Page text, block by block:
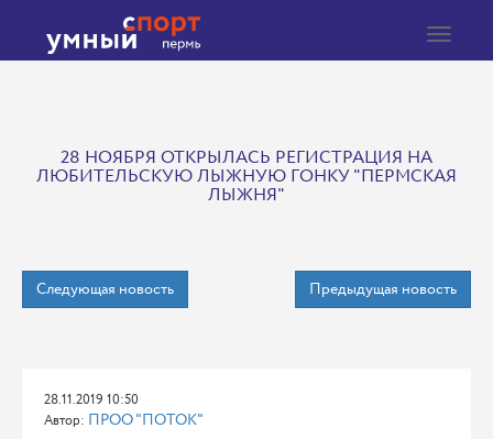
Toggle
28 НОЯБРЯ ОТКРЫЛАСЬ РЕГИСТРАЦИЯ НА
ЛЮБИТЕЛЬСКУЮ ЛЫЖНУЮ ГОНКУ "ПЕРМСКАЯ
ЛЫЖНЯ"
Следующая новость Предыдущая новость
28.11.2019 10:50
Автор: ПРОО "ПОТОК"